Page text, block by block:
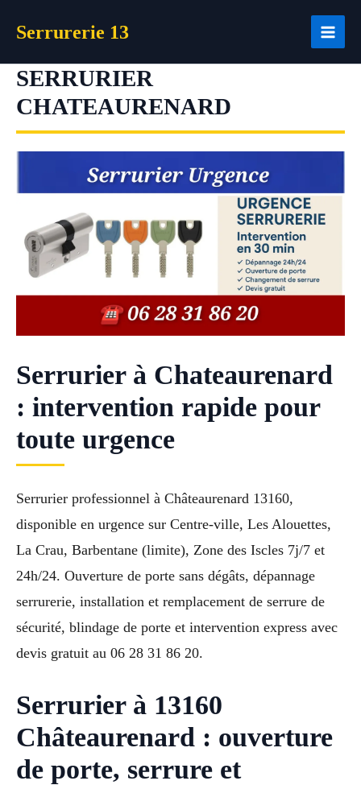
Serrurerie 13
SERRURIER
CHATEAURENARD
Serrurier à Chateaurenard
: intervention rapide pour
toute urgence
Serrurier professionnel à Châteaurenard 13160,
disponible en urgence sur Centre-ville, Les Alouettes,
La Crau, Barbentane (limite), Zone des Iscles 7j/7 et
24h/24. Ouverture de porte sans dégâts, dépannage
serrurerie, installation et remplacement de serrure de
sécurité, blindage de porte et intervention express avec
devis gratuit au 06 28 31 86 20.
Serrurier à 13160
Châteaurenard : ouverture
de porte, serrure et